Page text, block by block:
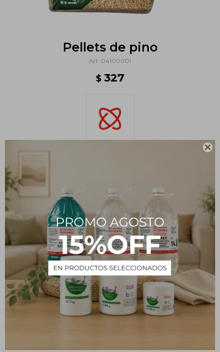

Pellets de pino
04100001
$ 327
PRODUCTOS QUE TE PUEDEN INTERESAR